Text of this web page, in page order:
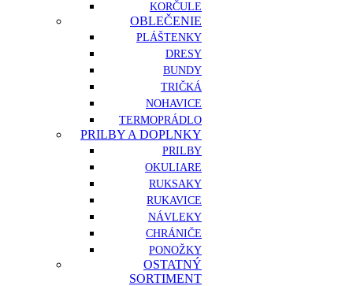
KORČULE
OBLEČENIE
PLÁŠTENKY
DRESY
BUNDY
TRIČKÁ
NOHAVICE
TERMOPRÁDLO
PRILBY A DOPLNKY
PRILBY
OKULIARE
RUKSAKY
RUKAVICE
NÁVLEKY
CHRÁNIČE
PONOŽKY
OSTATNÝ
SORTIMENT